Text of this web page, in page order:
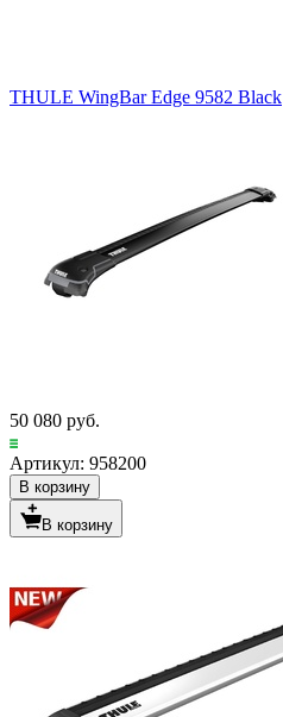
THULE WingBar Edge 9582 Black
50 080 руб.
Артикул: 958200
В корзину
В корзину